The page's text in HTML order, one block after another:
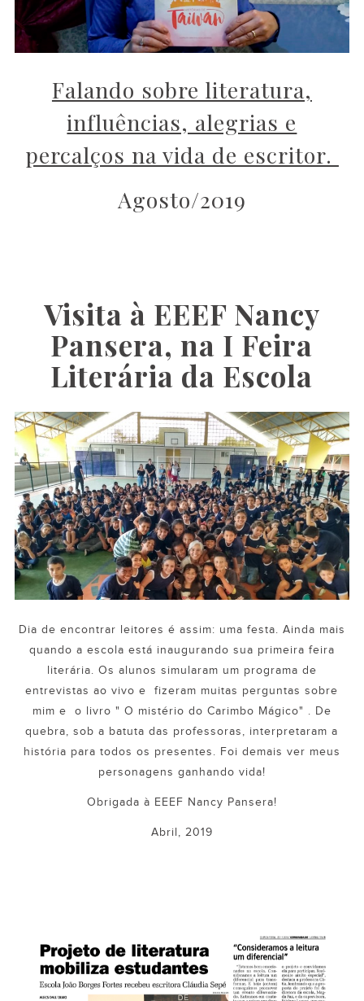
Falando sobre literatura,
influências, alegrias e
percalços na vida de escritor.
Agosto/2019
Visita à EEEF Nancy
Pansera, na I Feira
Literária da Escola
Dia de encontrar leitores é assim: uma festa. Ainda mais
quando a escola está inaugurando sua primeira feira
literária. Os alunos simularam um programa de
entrevistas ao vivo e fizeram muitas perguntas sobre
mim e o livro " O mistério do Carimbo Mágico" . De
quebra, sob a batuta das professoras, interpretaram a
história para todos os presentes. Foi demais ver meus
personagens ganhando vida!
Obrigada à EEEF Nancy Pansera!
Abril, 2019